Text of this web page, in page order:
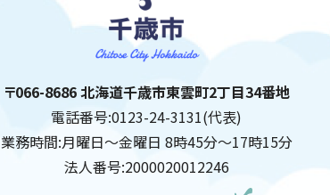
千歳市
住所:
〒066-8686 北海道千歳市東雲町2丁目34番地
電話番号:0123-24-3131(代表)
業務時間:月曜日～金曜日 8時45分～17時15分
法人番号:2000020012246